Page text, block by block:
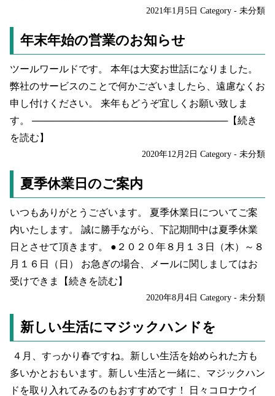
2021年1月5日 Category - 未分類
年末年始の営業のお知らせ
ツールワールドです。 本年は大変お世話になりました。
弊社のサービスのことで何かございましたら、遠慮なくお
申し付けください。 来年もどうぞ宜しくお願い致しま
す。 ─────────────────────────────【続き
を読む】
2020年12月2日 Category - 未分類
夏季休業日のご案内
いつもありがとうございます。 夏季休業日についてご案
内いたします。 誠に勝手ながら、下記期間中は夏季休業
日とさせて頂きます。 ●２０２０年８月１３日（木）～８
月１６日（日） お急ぎの場合、メールに関しましてはお
受けできま
【続きを読む】
2020年8月4日 Category - 未分類
新しい生活にマジックハンドを
４月、すっかり春ですね。新しい生活を始められた方も
多いかとおもいます。新しい生活と一緒に、マジックハン
ドを取り入れてみるのもおすすめです！ 日々コロナウイ